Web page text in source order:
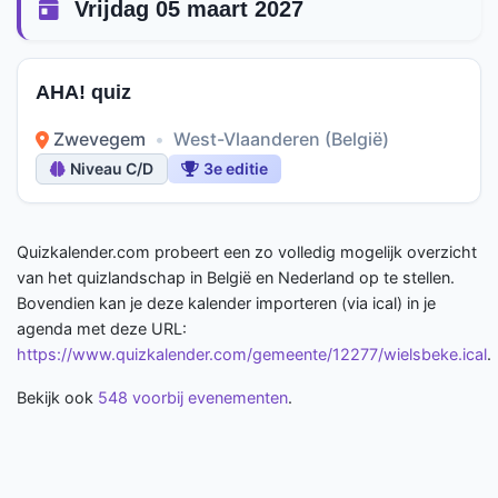
Vrijdag 05 maart 2027
AHA! quiz
Zwevegem • West-Vlaanderen (België)
Niveau C/D 3e editie
Quizkalender.com probeert een zo volledig mogelijk overzicht
van het quizlandschap in België en Nederland op te stellen.
Bovendien kan je deze kalender importeren (via ical) in je
agenda met deze URL:
https://www.quizkalender.com/gemeente/12277/wielsbeke.ical.
Bekijk ook 548 voorbij evenementen.